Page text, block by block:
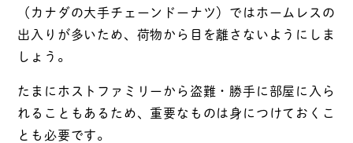
（カナダの大手チェーンドーナツ）ではホームレスの
出入りが多いため、荷物から目を離さないようにしま
しょう。
たまにホストファミリーから盗難・勝手に部屋に入ら
れることもあるため、重要なものは身につけておくこ
とも必要です。